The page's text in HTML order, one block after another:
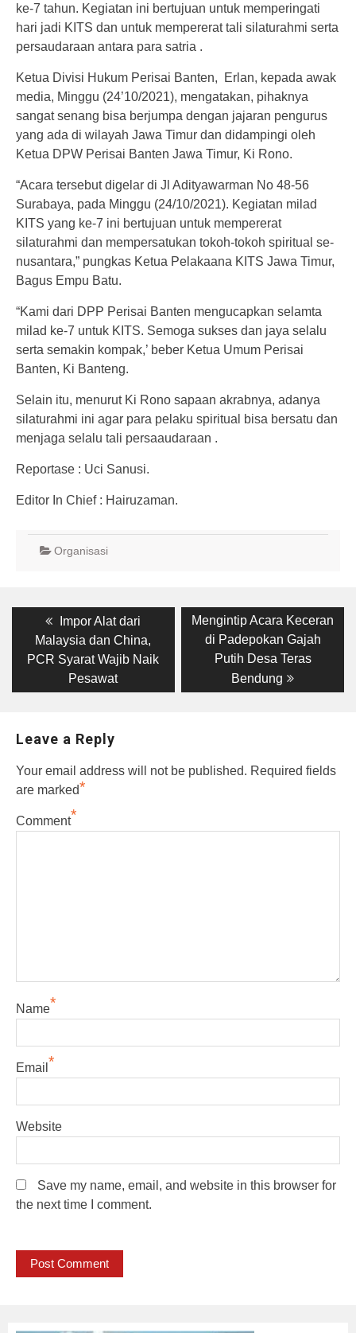
ke-7 tahun. Kegiatan ini bertujuan untuk memperingati
hari jadi KITS dan untuk mempererat tali silaturahmi serta
persaudaraan antara para satria .
Ketua Divisi Hukum Perisai Banten, Erlan, kepada awak
media, Minggu (24’10/2021), mengatakan, pihaknya
sangat senang bisa berjumpa dengan jajaran pengurus
yang ada di wilayah Jawa Timur dan didampingi oleh
Ketua DPW Perisai Banten Jawa Timur, Ki Rono.
“Acara tersebut digelar di Jl Adityawarman No 48-56
Surabaya, pada Minggu (24/10/2021). Kegiatan milad
KITS yang ke-7 ini bertujuan untuk mempererat
silaturahmi dan mempersatukan tokoh-tokoh spiritual se-
nusantara,” pungkas Ketua Pelakaana KITS Jawa Timur,
Bagus Empu Batu.
“Kami dari DPP Perisai Banten mengucapkan selamta
milad ke-7 untuk KITS. Semoga sukses dan jaya selalu
serta semakin kompak,’ beber Ketua Umum Perisai
Banten, Ki Banteng.
Selain itu, menurut Ki Rono sapaan akrabnya, adanya
silaturahmi ini agar para pelaku spiritual bisa bersatu dan
menjaga selalu tali persaaudaraan .
Reportase : Uci Sanusi.
Editor In Chief : Hairuzaman.
Organisasi
Post
navigation
Previous
post:
Impor Alat dari
Malaysia dan China,
PCR Syarat Wajib Naik
Pesawat
Next
post:
Mengintip Acara Keceran
di Padepokan Gajah
Putih Desa Teras
Bendung
Leave a Reply
Your email address will not be published. Required fields
are marked*
Comment*
Name*
Email *
Website
Save my name, email, and website in this browser for
the next time I comment.